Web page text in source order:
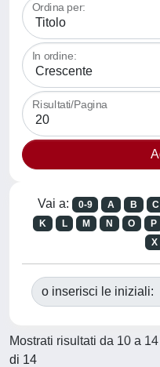
Ordina per:
In ordine:
Risultati/Pagina
Vai a: 0-9 A B C
K
L M N O P
X
o inserisci le iniziali:
Mostrati risultati da 10 a 14
di 14